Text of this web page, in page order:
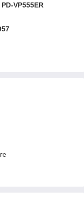
VP555ER